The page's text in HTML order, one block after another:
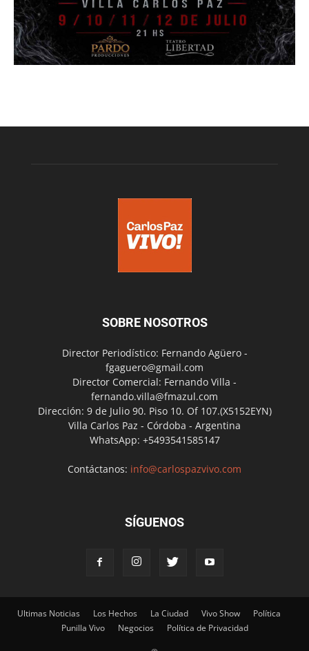
SOBRE NOSOTROS
Director Periodístico: Fernando Agüero -
fgaguero@gmail.com
Director Comercial: Fernando Villa -
fernando.villa@fmazul.com
Dirección: 9 de Julio 90. Piso 10. Of 107.(X5152EYN)
Villa Carlos Paz - Córdoba - Argentina
WhatsApp: +5493541585147
Contáctanos: info@carlospazvivo.com
SÍGUENOS
Ultimas Noticias Los Hechos La Ciudad Vivo Show
Política
Punilla Vivo
Negocios Política de Privacidad